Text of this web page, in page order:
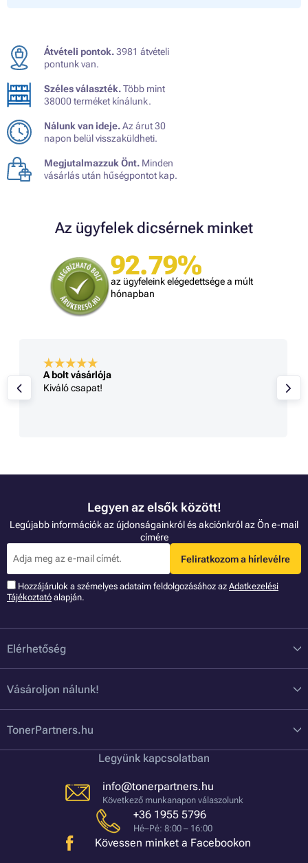
Átvételi pontok.3981 átvételi
pontunk van.
Széles választék.Több mint
38000 terméket kínálunk.
Nálunk van ideje.Az árut 30
napon belül visszaküldheti.
Megjutalmazzuk Önt. Minden
vásárlás után hűségpontot kap.
Az ügyfelek dicsérnek minket
92.79%
az ügyfeleink elégedettsége a múlt
hónapban
A bolt vásárlója
Kiváló csapat!
Legyen az elsők között!
Legújabb információk az újdonságainkról és akciónkról az Ön e-mail
címére
Feliratkozom a hírlevélre
Hozzájárulok a szémelyes adataim feldolgozásához az Adatkezelési
Tájékoztató alapján.
Elérhetőség
Vásároljon nálunk!
TonerPartners.hu
Legyünk kapcsolatban
info@tonerpartners.hu
Következő munkanapon válaszolunk
+36 1955 5796
Hé–Pé: 8:00 – 16:00
Kövessen minket a Facebookon